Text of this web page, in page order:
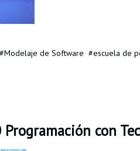
Modelaje de Software
escuela de
con